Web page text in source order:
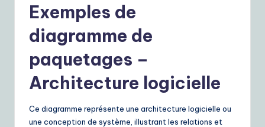
Exemples de
diagramme de
paquetages –
Architecture logicielle
Ce diagramme représente une architecture logicielle ou
une conception de système, illustrant les relations et